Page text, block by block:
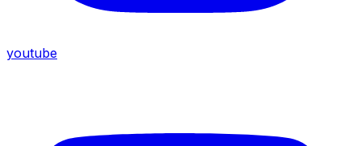
youtube